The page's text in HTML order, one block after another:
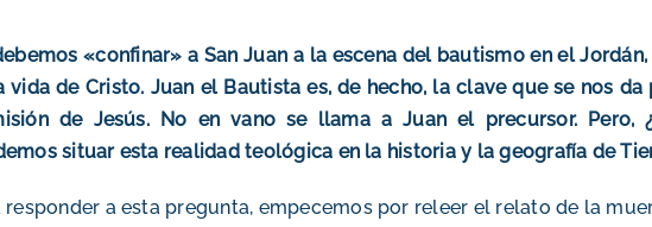
Israel
Jordania
«confinar» a San Juan a la escena del bautismo en el
vida de Cristo. Juan el Bautista es, de hecho, la clave que se nos
de Jesús. No en vano se llama a Juan el precursor. Pero,
situar esta realidad teológica en la historia y la geografía de
responder a esta pregunta, empecemos por releer el relato de la